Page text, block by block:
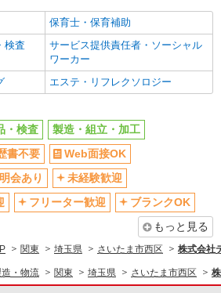
保育士・保育補助
検査
サービス提供責任者・ソーシャル
ワーカー
エステ・リフレクソロジー
・検査
製造・組立・加工
書不要
Web面接OK
会あり
未経験歓迎
フリーター歓迎
ブランクOK
もっと見る
関東 埼玉県 さいたま市西区 株式会社
・物流 関東 埼玉県 さいたま市西区